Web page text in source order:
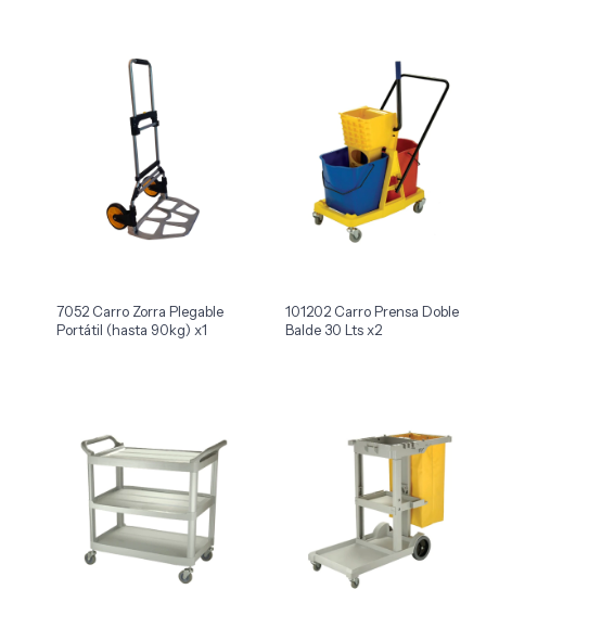
7052 Carro Zorra Plegable
Portátil (hasta 90kg) x1
101202 Carro Prensa Doble
Balde 30 Lts x2